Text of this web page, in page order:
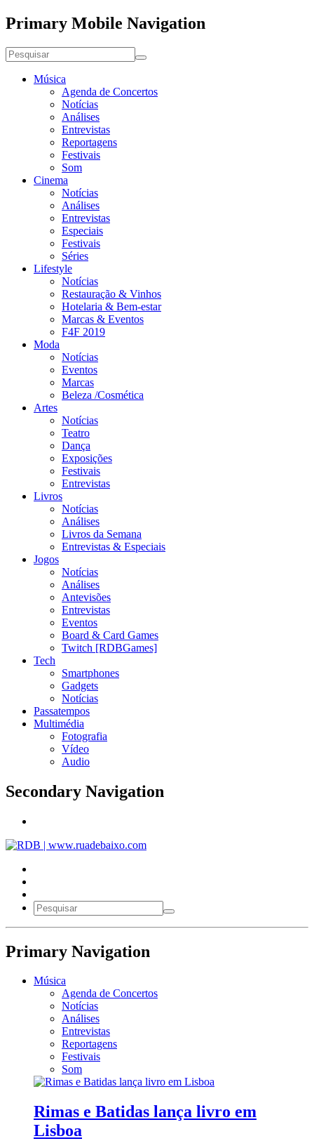
Primary Mobile Navigation
Música
Agenda de Concertos
Notícias
Análises
Entrevistas
Reportagens
Festivais
Som
Cinema
Notícias
Análises
Entrevistas
Especiais
Festivais
Séries
Lifestyle
Notícias
Restauração & Vinhos
Hotelaria & Bem-estar
Marcas & Eventos
F4F 2019
Moda
Notícias
Eventos
Marcas
Beleza /Cosmética
Artes
Notícias
Teatro
Dança
Exposições
Festivais
Entrevistas
Livros
Notícias
Análises
Livros da Semana
Entrevistas & Especiais
Jogos
Notícias
Análises
Antevisões
Entrevistas
Eventos
Board & Card Games
Twitch [RDBGames]
Tech
Smartphones
Gadgets
Notícias
Passatempos
Multimédia
Fotografia
Vídeo
Audio
Secondary Navigation
Primary Navigation
Música
Agenda de Concertos
Notícias
Análises
Entrevistas
Reportagens
Festivais
Som
Rimas e Batidas lança livro em
Lisboa